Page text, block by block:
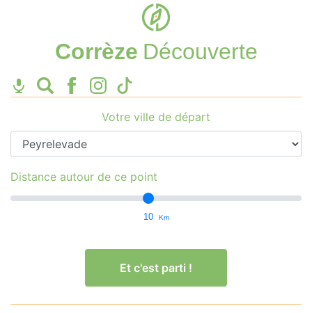
Corrèze Découverte
Votre ville de départ
Distance autour de ce point
10 Km
Et c'est parti !